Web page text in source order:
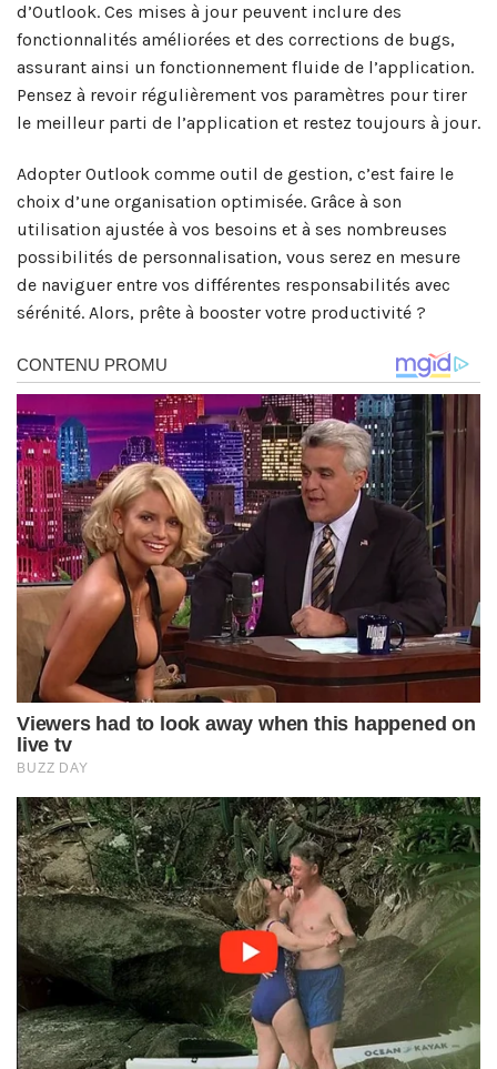
d’Outlook. Ces mises à jour peuvent inclure des
fonctionnalités améliorées et des corrections de bugs,
assurant ainsi un fonctionnement fluide de l’application.
Pensez à revoir régulièrement vos paramètres pour tirer
le meilleur parti de l’application et restez toujours à jour.
Adopter Outlook comme outil de gestion, c’est faire le
choix d’une organisation optimisée. Grâce à son
utilisation ajustée à vos besoins et à ses nombreuses
possibilités de personnalisation, vous serez en mesure
de naviguer entre vos différentes responsabilités avec
sérénité. Alors, prête à booster votre productivité ?